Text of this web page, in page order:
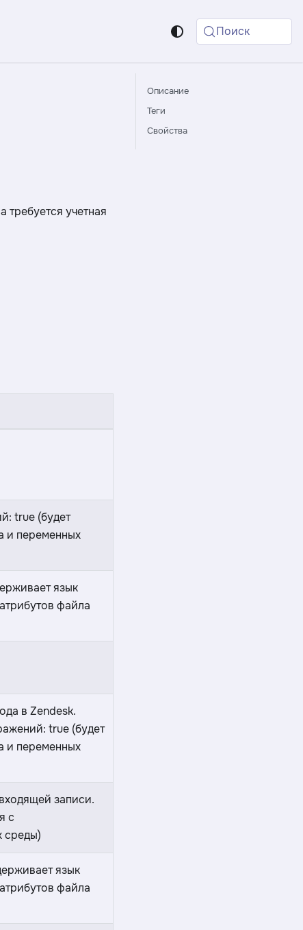
Поиск
требуется учетная
true (будет
и переменных
язык
файла
в Zendesk.
true (будет
и переменных
записи.
с
среды)
язык
файла
Описание
Теги
Свойства